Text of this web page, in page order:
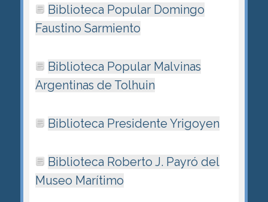
Biblioteca Popular Domingo
Faustino Sarmiento
Biblioteca Popular Malvinas
Argentinas de Tolhuin
Biblioteca Presidente Yrigoyen
Biblioteca Roberto J. Payró del
Museo Marí­timo